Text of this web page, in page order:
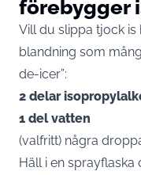
förebygger
Vill du slippa tjock is
blandning som
de-icer”:
2 delar
1 del vatten
(valfritt) några
Häll i en